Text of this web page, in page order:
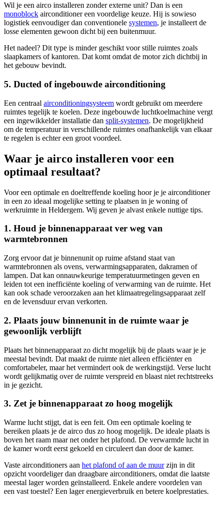
Wil je een airco installeren zonder externe unit? Dan is een
monoblock airconditioner een voordelige keuze. Hij is sowieso
logistiek eenvoudiger dan conventionele systemen, je installeert de
losse elementen gewoon dicht bij een buitenmuur.
Het nadeel? Dit type is minder geschikt voor stille ruimtes zoals
slaapkamers of kantoren. Dat komt omdat de motor zich dichtbij in
het gebouw bevindt.
5. Ducted of ingebouwde airconditioning
Een centraal airconditioningsysteem wordt gebruikt om meerdere
ruimtes tegelijk te koelen. Deze ingebouwde luchtkoelmachine vergt
een ingewikkelder installatie dan split-systemen. De mogelijkheid
om de temperatuur in verschillende ruimtes onafhankelijk van elkaar
te regelen is echter een groot voordeel.
Waar je airco installeren voor een
optimaal resultaat?
Voor een optimale en doeltreffende koeling hoor je je airconditioner
in een zo ideaal mogelijke setting te plaatsen in je woning of
werkruimte in Heldergem. Wij geven je alvast enkele nuttige tips.
1. Houd je binnenapparaat ver weg van
warmtebronnen
Zorg ervoor dat je binnenunit op ruime afstand staat van
warmtebronnen als ovens, verwarmingsapparaten, dakramen of
lampen. Dat kan onnauwkeurige temperatuurmetingen geven en
leiden tot een inefficiënte koeling of verwarming van de ruimte. Het
kan ook schade veroorzaken aan het klimaatregelingsapparaat zelf
en de levensduur ervan verkorten.
2. Plaats jouw binnenunit in de ruimte waar je
gewoonlijk verblijft
Plaats het binnenapparaat zo dicht mogelijk bij de plaats waar je je
meestal bevindt. Dat maakt de ruimte niet alleen efficiënter en
comfortabeler, maar het vermindert ook de werkingstijd. Verse lucht
wordt gelijkmatig over de ruimte verspreid en blaast niet rechtstreeks
in je gezicht.
3. Zet je binnenapparaat zo hoog mogelijk
Warme lucht stijgt, dat is een feit. Om een optimale koeling te
bereiken plaats je de airco dus zo hoog mogelijk. De ideale plaats is
boven het raam maar net onder het plafond. De verwarmde lucht in
de kamer wordt eerst gekoeld en circuleert dan door de kamer.
Vaste airconditioners aan het plafond of aan de muurzijn in dit
opzicht voordeliger dan draagbare airconditioners, omdat die laatste
meestal lager worden geïnstalleerd. Enkele andere voordelen van
een vast toestel? Een lager energieverbruik en betere koelprestaties.